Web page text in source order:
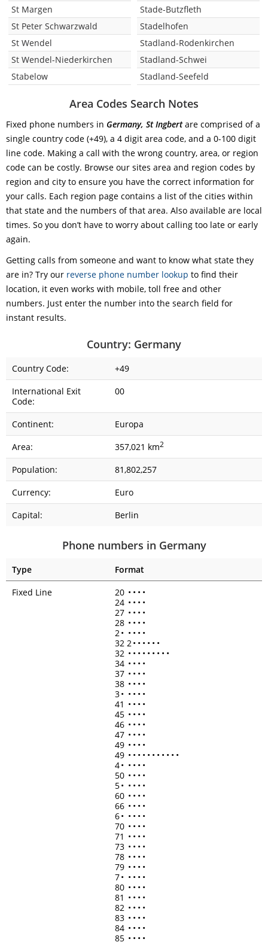
St Margen
St Peter Schwarzwald
St Wendel
St Wendel-Niederkirchen
Stabelow
Stade-Butzfleth
Stadelhofen
Stadland-Rodenkirchen
Stadland-Schwei
Stadland-Seefeld
Area Codes Search Notes
Fixed phone numbers in Germany, St Ingbertare comprised of a
single country code (+49), a 4 digit area code, and a 0-100 digit
line code. Making a call with the wrong country, area, or region
code can be costly. Browse our sites area and region codes by
region and city to ensure you have the correct information for
your calls. Each region page contains a list of the cities within
that state and the numbers of that area. Also available are local
times. So you don’t have to worry about calling too late or early
again.
Getting calls from someone and want to know what state they
are in? Try our reverse phone number lookup to find their
location, it even works with mobile, toll free and other
numbers. Just enter the number into the search field for
instant results.
Country: Germany
Country Code:
+49
International Exit
Code:
00
Continent:
Europa
Area:
357,021 km2
Population:
81,802,257
Currency:
Euro
Capital:
Berlin
Phone numbers in Germany
Type
Format
Fixed Line
20 • • • •
24 • • • •
27 • • • •
28 • • • •
2• • • • •
32 2• • • • • •
32 • • • • • • • • •
34 • • • •
37 • • • •
38 • • • •
3• • • • •
41 • • • •
45 • • • •
46 • • • •
47 • • • •
49 • • • •
49 • • • • • • • • • • •
4• • • • •
50 • • • •
5• • • • •
60 • • • •
66 • • • •
6• • • • •
70 • • • •
71 • • • •
73 • • • •
78 • • • •
79 • • • •
7• • • • •
80 • • • •
81 • • • •
82 • • • •
83 • • • •
84 • • • •
85 • • • •